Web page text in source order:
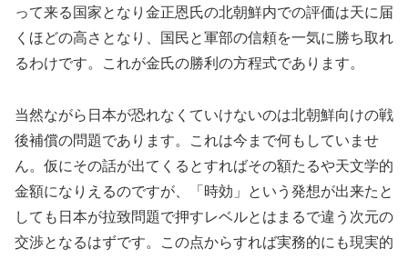
って来る国家となり金正恩氏の北朝鮮内での評価は天に届
くほどの高さとなり、国民と軍部の信頼を一気に勝ち取れ
るわけです。これが金氏の勝利の方程式であります。
当然ながら日本が恐れなくていけないのは北朝鮮向けの戦
後補償の問題であります。これは今まで何もしていませ
ん。仮にその話が出てくるとすればその額たるや天文学的
金額になりえるのですが、「時効」という発想が出来たと
しても日本が拉致問題で押すレベルとはまるで違う次元の
交渉となるはずです。この点からすれば実務的にも現実的